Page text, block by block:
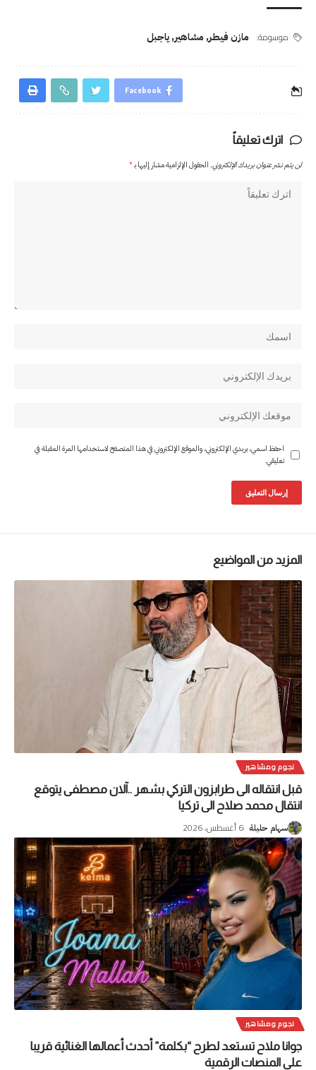
موسومة: مازن فيطر, مشاهير,ياجبل
Facebook
اترك تعليقاً
لن يتم نشر عنوان بريدك الإلكتروني. الحقول الإلزامية مشار إليها بـ*
احفظ اسمي، بريدي الإلكتروني، والموقع الإلكتروني في هذا المتصفح لاستخدامها المرة المقبلة في
تعليقي.
المزيد من المواضيع
نجوم ومشاهير
قبل انتقاله الى طرابزون التركي بشهر ..آلان مصطفى يتوقع
انتقال محمد صلاح الى تركيا
سهام حليلة 6 أغسطس، 2026
نجوم ومشاهير
جوانا ملاح تستعد لطرح “بكلمة” أحدث أعمالها الغنائية قريبا
على المنصات الرقمية